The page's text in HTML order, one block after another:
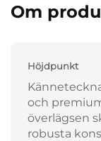
Om
Höjdpunkt
och
överlägsen
robusta